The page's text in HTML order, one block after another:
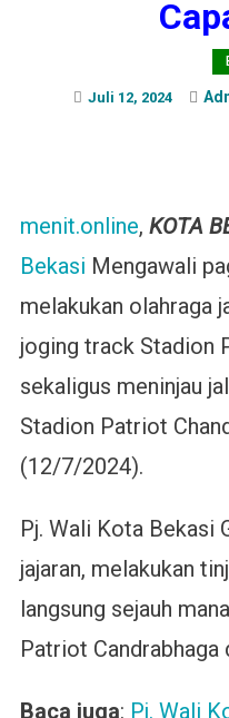
Juli 12, 2024
menit.online, KOTA
Bekasi Mengawali
melakukan olahraga
joging track Stadion
sekaligus meninjau
Stadion Patriot
(12/7/2024).
Pj. Wali Kota Bekasi
jajaran, melakukan
langsung sejauh
Patriot Candrabhaga
Baca juga: Pj. Wali